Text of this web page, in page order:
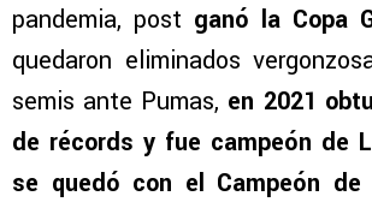
pandemia, post ganó la Copa
quedaron eliminados
semis ante Pumas, en 2021
de récords y fue campeón de
se quedó con el Campeón de